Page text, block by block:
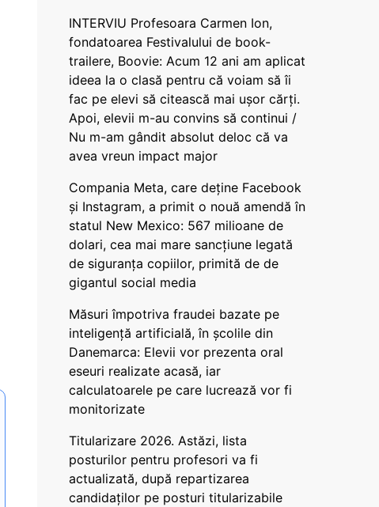
INTERVIU Profesoara Carmen Ion,
fondatoarea Festivalului de book-
trailere, Boovie: Acum 12 ani am aplicat
ideea la o clasă pentru că voiam să îi
fac pe elevi să citească mai ușor cărți.
Apoi, elevii m-au convins să continui /
Nu m-am gândit absolut deloc că va
avea vreun impact major
Compania Meta, care deține Facebook
și Instagram, a primit o nouă amendă în
statul New Mexico: 567 milioane de
dolari, cea mai mare sancțiune legată
de siguranța copiilor, primită de de
gigantul social media
Măsuri împotriva fraudei bazate pe
inteligență artificială, în școlile din
Danemarca: Elevii vor prezenta oral
eseuri realizate acasă, iar
calculatoarele pe care lucrează vor fi
monitorizate
Titularizare 2026. Astăzi, lista
posturilor pentru profesori va fi
actualizată, după repartizarea
candidaților pe posturi titularizabile